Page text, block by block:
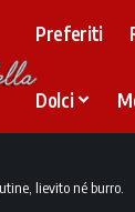
Preferiti
Dolci
lievito né burro.